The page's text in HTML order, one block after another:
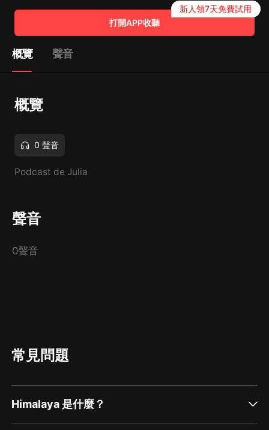
打開APP收聽
新人領7天免費試用
概覽 聲音
概覽
0 聲音
Podcast de Julia
聲音
0聲音
常見問題
Himalaya 是什麼？